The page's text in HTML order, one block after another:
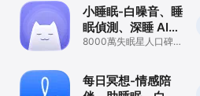
小睡眠-白噪音、睡
眠偵測、深睡 AI、
睡眠音樂、夢境、
8000萬失眠星人口碑之
每日冥想-情感陪